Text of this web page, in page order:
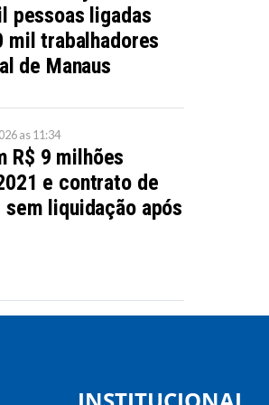
pessoas ligadas
mil trabalhadores
de Manaus
as 11:34
R$ 9 milhões
e contrato de
sem liquidação após